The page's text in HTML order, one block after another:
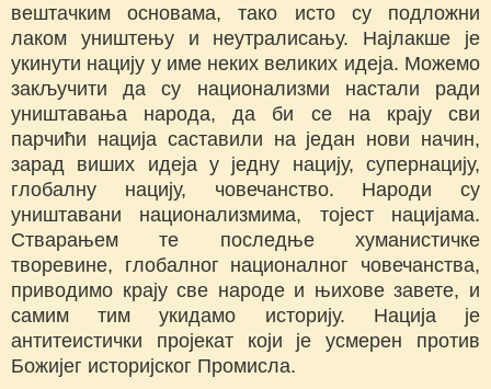
вештачким основама, тако исто су подложни
лаком уништењу и неутралисању. Најлакше је
укинути нацију у име неких великих идеја. Можемо
закључити да су национализми настали ради
уништавања народа, да би се на крају сви
парчићи нација саставили на један нови начин,
зарад виших идеја у једну нацију, супернацију,
глобалну нацију, човечанство. Народи су
уништавани национализмима, тојест нацијама.
Стварањем те последње хуманистичке
творевине, глобалног националног човечанства,
приводимо крају све народе и њихове завете, и
самим тим укидамо историју. Нација је
антитеистички пројекат који је усмерен против
Божијег историјског Промисла.